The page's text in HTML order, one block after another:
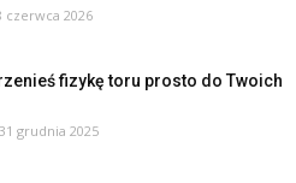
czerwca 2026
fizykę toru prosto do Twoich
31 grudnia 2025